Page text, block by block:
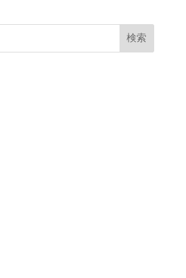
検索